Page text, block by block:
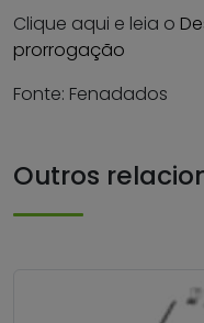
Clique aqui e leia o
prorrogação
Fonte: Fenadados
Outros